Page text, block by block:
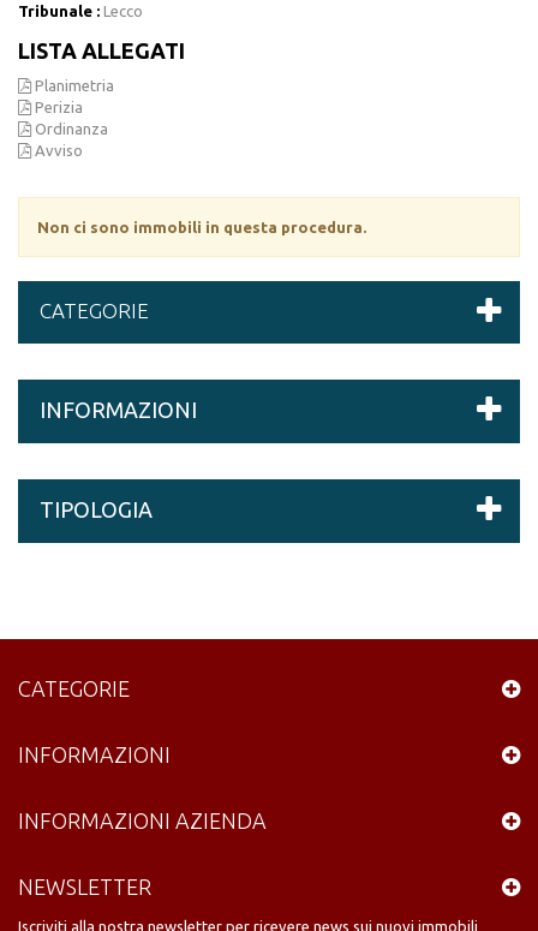
Tribunale : Lecco
LISTA ALLEGATI
Planimetria
Perizia
Ordinanza
Avviso
Non ci sono immobili in questa procedura.
CATEGORIE
INFORMAZIONI
TIPOLOGIA
CATEGORIE
INFORMAZIONI
INFORMAZIONI AZIENDA
NEWSLETTER
Iscriviti alla nostra newsletter per ricevere news sui nuovi immobili